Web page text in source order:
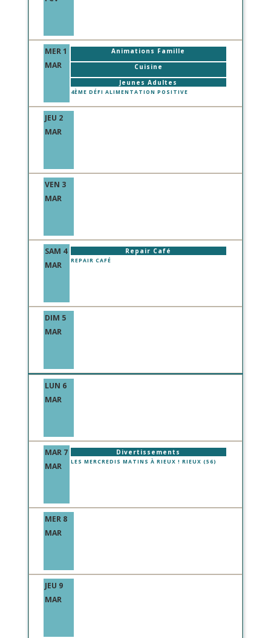
MER 1
MAR
Animations Famille
Cuisine
Jeunes Adultes
4ÈME DÉFI ALIMENTATION POSITIVE
JEU 2
MAR
VEN 3
MAR
SAM 4
MAR
Repair Café
REPAIR CAFÉ
DIM 5
MAR
LUN 6
MAR
MAR 7
MAR
Divertissements
LES MERCREDIS MATINS À RIEUX ! RIEUX (56)
MER 8
MAR
JEU 9
MAR